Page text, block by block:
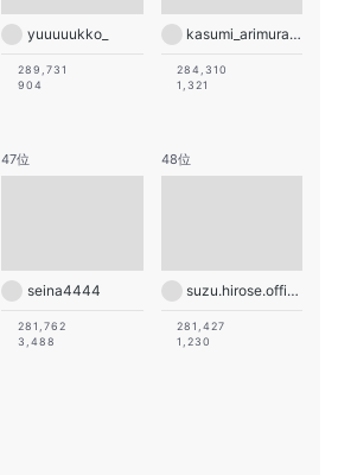
yuuuuukko_
289,731
904
kasumi_arimura.official
284,310
1,321
47位
seina4444
281,762
3,488
48位
suzu.hirose.official
281,427
1,230